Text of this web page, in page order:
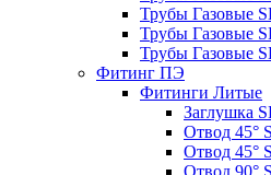
Трубы Газовые
Трубы Газовые
Трубы Газовые
Фитинг ПЭ
Фитинги Литые
Заглушка
Отвод 45°
Отвод 45°
Отвод 90°